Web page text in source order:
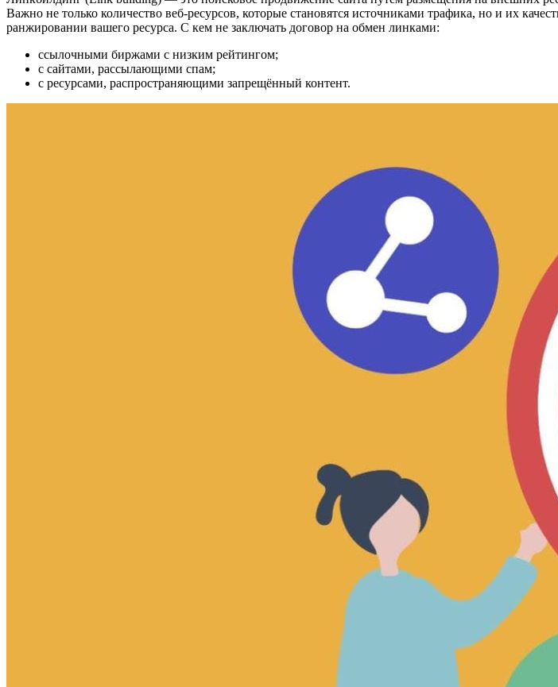
Важно не только количество веб-ресурсов, которые становятся источниками трафика, но и их
ранжировании вашего ресурса. С кем не заключать договор на обмен линками:
ссылочными биржами с низким рейтингом;
с сайтами, рассылающими спам;
с ресурсами, распространяющими запрещённый контент.